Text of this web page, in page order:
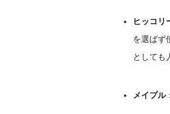
ヒッコリ
を選ばず
としても
メイプル